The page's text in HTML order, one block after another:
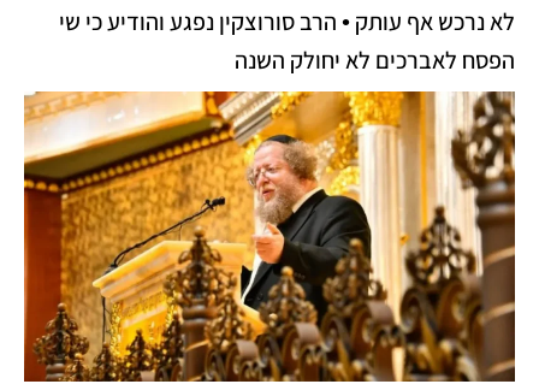
לא נרכש אף עותק • הרב סורוצקין נפגע והודיע כי שי
הפסח לאברכים לא יחולק השנה